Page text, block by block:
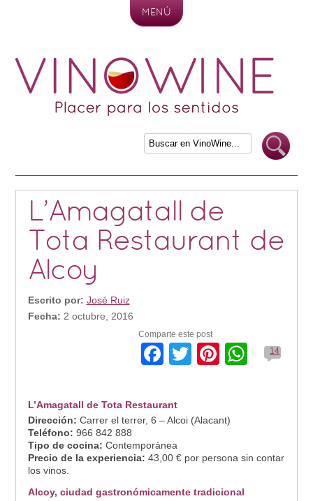
MENÚ
L’Amagatall de
Tota Restaurant de
Alcoy
Escrito por: José Ruiz
Fecha: 2 octubre, 2016
Comparte este post
Facebook
TwitterPinterest
14
L’Amagatall de Tota Restaurant
Dirección: Carrer el terrer, 6 – Alcoi (Alacant)
Teléfono: 966 842 888
Tipo de cocina: Contemporánea
Precio de la experiencia: 43,00 € por persona sin contar
los vinos.
Alcoy, ciudad gastronómicamente tradicional